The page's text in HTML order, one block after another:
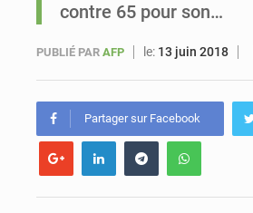
contre 65 pour son…
PUBLIÉ PAR AFP le: 13 juin 2018
Partager sur Facebook